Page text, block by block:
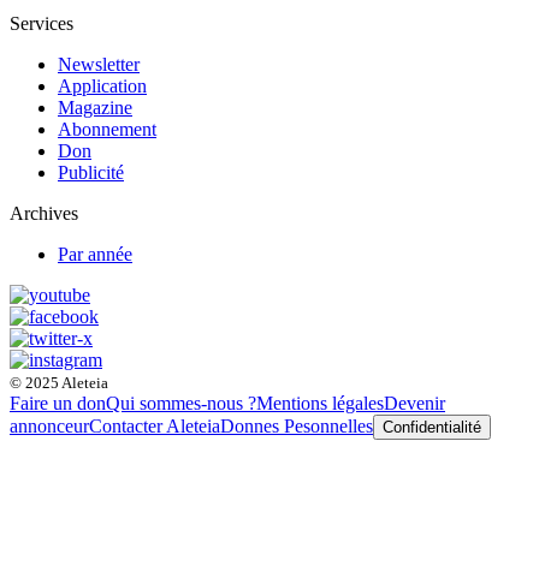
Services
Newsletter
Application
Magazine
Abonnement
Don
Publicité
Archives
Par année
© 2025 Aleteia
Faire un donQui sommes-nous ?Mentions légalesDevenir
annonceurContacter AleteiaDonnes Pesonnelles Confidentialité